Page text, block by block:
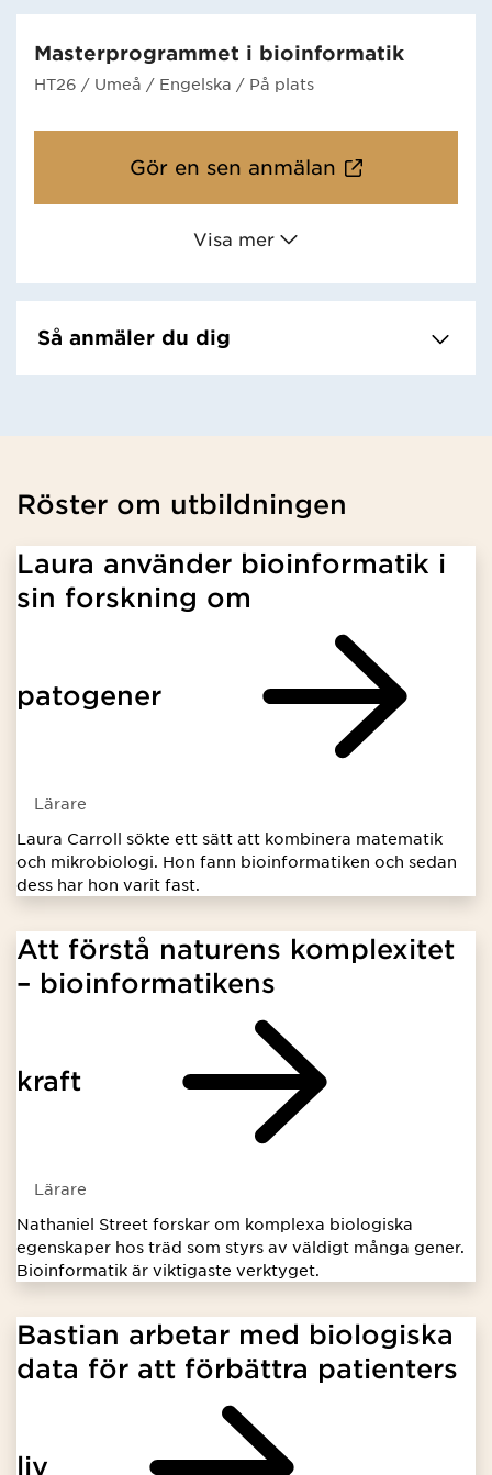
Masterprogrammet i bioinformatik
HT26 / Umeå / Engelska / På plats
Gör en sen anmälan
Visa mer
Så anmäler du dig
Röster om utbildningen
Laura använder bioinformatik i
sin forskning om
patogener
Lärare
Laura Carroll sökte ett sätt att kombinera matematik
och mikrobiologi. Hon fann bioinformatiken och sedan
dess har hon varit fast.
Att förstå naturens komplexitet
– bioinformatikens
kraft
Lärare
Nathaniel Street forskar om komplexa biologiska
egenskaper hos träd som styrs av väldigt många gener.
Bioinformatik är viktigaste verktyget.
Bastian arbetar med biologiska
data för att förbättra patienters
liv